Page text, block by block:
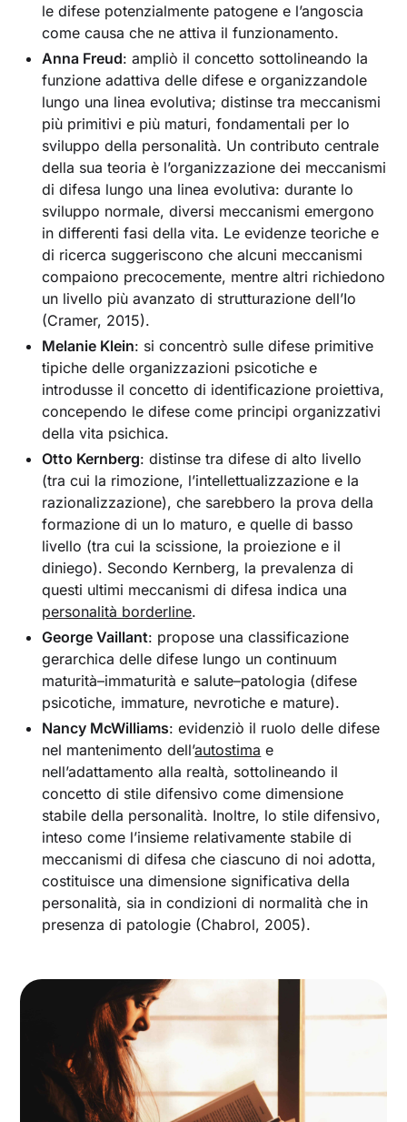
le difese potenzialmente patogene e l’angoscia
come causa che ne attiva il funzionamento.
Anna Freud: ampliò il concetto sottolineando la
funzione adattiva delle difese e organizzandole
lungo una linea evolutiva; distinse tra meccanismi
più primitivi e più maturi, fondamentali per lo
sviluppo della personalità. Un contributo centrale
della sua teoria è l’organizzazione dei meccanismi
di difesa lungo una linea evolutiva: durante lo
sviluppo normale, diversi meccanismi emergono
in differenti fasi della vita. Le evidenze teoriche e
di ricerca suggeriscono che alcuni meccanismi
compaiono precocemente, mentre altri richiedono
un livello più avanzato di strutturazione dell’Io
(Cramer, 2015).
Melanie Klein: si concentrò sulle difese primitive
tipiche delle organizzazioni psicotiche e
introdusse il concetto di identificazione proiettiva,
concependo le difese come principi organizzativi
della vita psichica.
Otto Kernberg: distinse tra difese di alto livello
(tra cui la rimozione, l’intellettualizzazione e la
razionalizzazione), che sarebbero la prova della
formazione di un Io maturo, e quelle di basso
livello (tra cui la scissione, la proiezione e il
diniego). Secondo Kernberg, la prevalenza di
questi ultimi meccanismi di difesa indica una
personalità borderline.
George Vaillant: propose una classificazione
gerarchica delle difese lungo un continuum
maturità–immaturità e salute–patologia (difese
psicotiche, immature, nevrotiche e mature).
Nancy McWilliams: evidenziò il ruolo delle difese
nel mantenimento dell’autostima e
nell’adattamento alla realtà, sottolineando il
concetto di stile difensivo come dimensione
stabile della personalità. Inoltre, lo stile difensivo,
inteso come l’insieme relativamente stabile di
meccanismi di difesa che ciascuno di noi adotta,
costituisce una dimensione significativa della
personalità, sia in condizioni di normalità che in
presenza di patologie (Chabrol, 2005).